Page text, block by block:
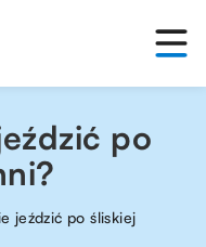
po
jeździć po śliskiej